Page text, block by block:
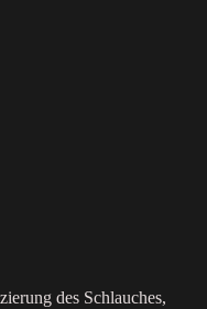
des Schlauches,